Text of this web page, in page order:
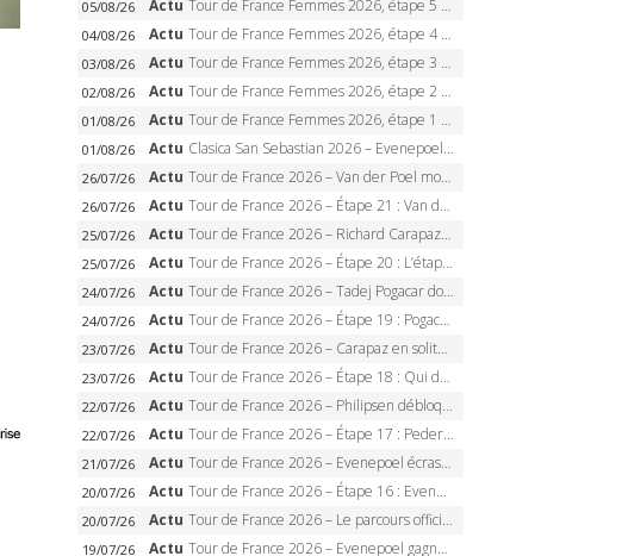
05/08/26 Actu Tour de France Femmes 2026, étape 5 – Demi Vollering gagne à Belleville, Reusser en jaune, Ferrand-Prévot coule
04/08/26 Actu Tour de France Femmes 2026, étape 4 – Marlen Reusser écrase le chrono, Ferrand-Prévot en crise
03/08/26 Actu Tour de France Femmes 2026, étape 3 – Sigrid Haugset en solitaire, 88 km d’échappée, maillot jaune
02/08/26 Actu Tour de France Femmes 2026, étape 2 – Lorena Wiebes doublé à Genève, Markus héroïque, 7e record
01/08/26 Actu Tour de France Femmes 2026, étape 1 – Lorena Wiebes intouchable à Lausanne, premier maillot jaune
01/08/26 Actu Clasica San Sebastian 2026 – Evenepoel recordman, 4e victoire, Carapaz battu au sprint
26/07/26 Actu Tour de France 2026 – Van der Poel monumental à Paris, Pogacar égale le record des cinq sacres
26/07/26 Actu Tour de France 2026 – Étape 21 : Van der Poel, Pogacar, qui succédera à Wout van Aert sur les Champs-Elysées ?
25/07/26 Actu Tour de France 2026 – Richard Carapaz roi des Alpes, doublé et maillot à pois, Seixas perd le podium
25/07/26 Actu Tour de France 2026 – Étape 20 : L’étape reine, Galibier, Sarenne, Alpe d’Huez, qui succédera à Pogacar ?
24/07/26 Actu Tour de France 2026 – Tadej Pogacar dompte l’Alpe d’Huez, 5e victoire, record de Pantani pulvérisé
24/07/26 Actu Tour de France 2026 – Étape 19 : Pogacar peut-il enfin dompter l’Alpe d’Huez ?
23/07/26 Actu Tour de France 2026 – Carapaz en solitaire à Orcières-Merlette, Paret-Peintre à un point du maillot à pois
23/07/26 Actu Tour de France 2026 – Étape 18 : Qui domptera Orcières-Merlette, première marche vers l’Alpe d’Huez ?
22/07/26 Actu Tour de France 2026 – Philipsen débloque son compteur à Voiron, Pedersen en danger pour le maillot vert
22/07/26 Actu Tour de France 2026 – Étape 17 : Pedersen peut-il verrouiller le maillot vert à Voiron ?
21/07/26 Actu Tour de France 2026 – Evenepoel écrase le chrono d’Évian, Seixas 4e, Lipowitz abandonne
20/07/26 Actu Tour de France 2026 – Étape 16 : Evenepoel, Pogacar, Ganna… qui domptera le chrono d’Évian pour redessiner le podium ?
20/07/26 Actu Tour de France 2026 – Le parcours officiel complet : 21 étapes, profils, carte et dates
19/07/26 Actu Tour de France 2026 – Evenepoel gagne à Solaison, Vingegaard abandonne, Pogacar toujours en jaune